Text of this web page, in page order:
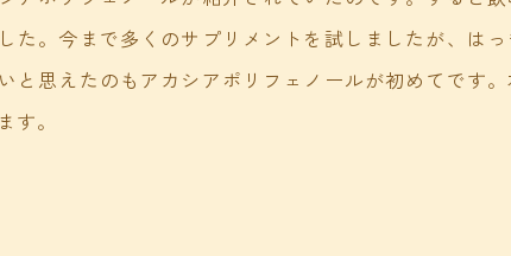
た。今まで多くのサプリメントを試しましたが、は
と思えたのもアカシアポリフェノールが初めてです
す。